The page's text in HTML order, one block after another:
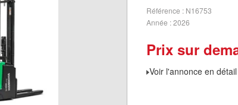
Référence
N16753
Année 2026
Prix sur
Voir l'annonce en détail